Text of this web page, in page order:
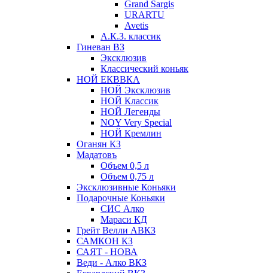
Grand Sargis
URARTU
Avetis
А.К.З. классик
Гиневан ВЗ
Эксклюзив
Классический коньяк
НОЙ ЕКВВКА
НОЙ Эксклюзив
НОЙ Классик
НОЙ Легенды
NOY Very Speсial
НОЙ Кремлин
Оганян КЗ
Мадатовъ
Объем 0,5 л
Объем 0,75 л
Эксклюзивные Коньяки
Подарочные Коньяки
СИС Алко
Мараси КД
Грейт Велли АВКЗ
САМКОН КЗ
САЯТ - НОВА
Веди - Алко ВКЗ